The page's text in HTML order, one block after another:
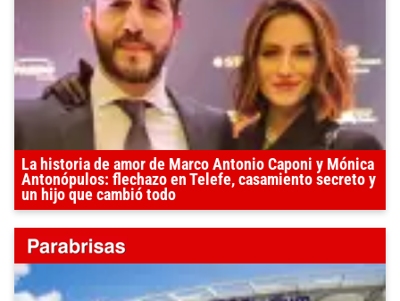
La historia de amor de Marco Antonio Caponi y Mónica
Antonópulos: flechazo en Telefe, casamiento secreto y
un hijo que cambió todo